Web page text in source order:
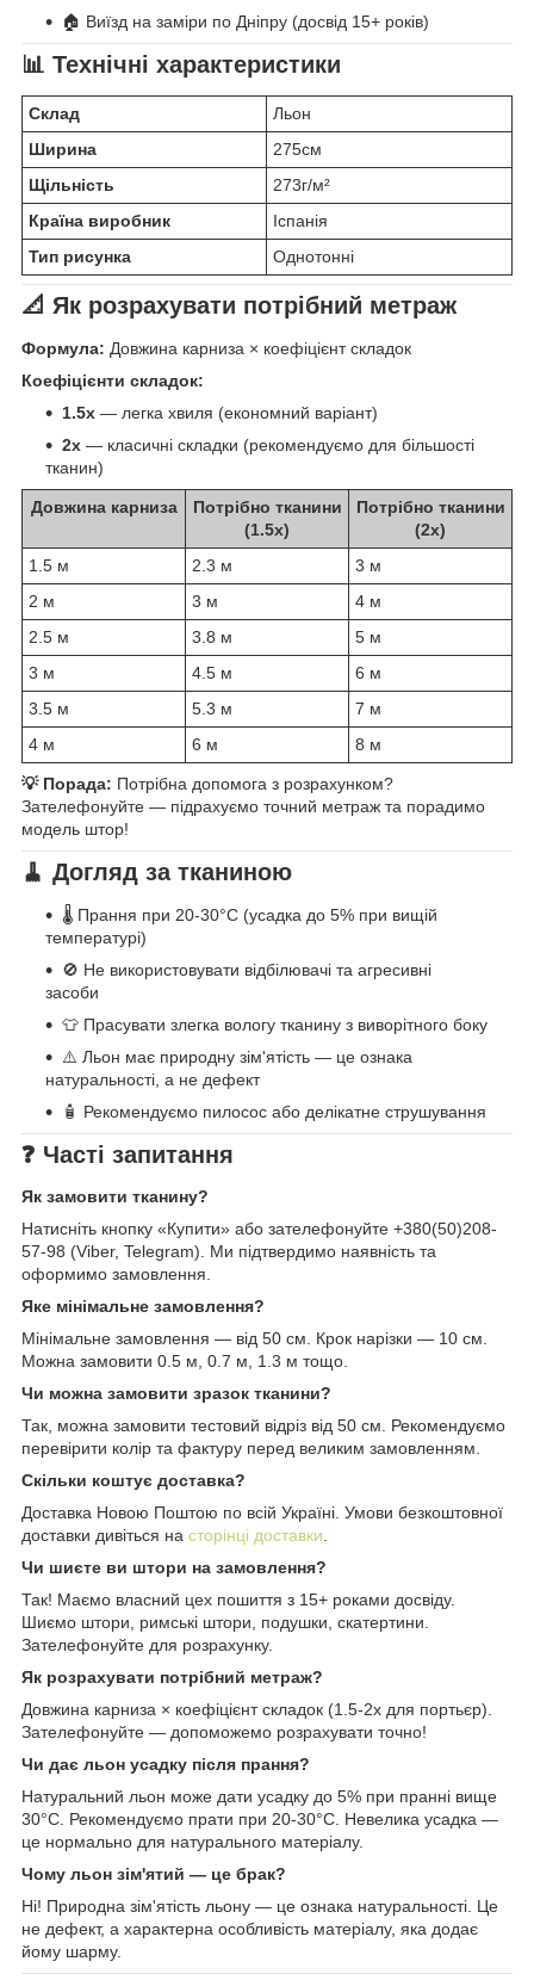
🏠 Виїзд на заміри по Дніпру (досвід 15+ років)
📊 Технічні характеристики
Склад
Льон
Ширина
275см
Щільність
273г/м²
Країна виробник
Іспанія
Тип рисунка
Однотонні
📐 Як розрахувати потрібний метраж
Формула: Довжина карниза × коефіцієнт складок
Коефіцієнти складок:
1.5x — легка хвиля (економний варіант)
2x — класичні складки (рекомендуємо для більшості
тканин)
Довжина карниза
Потрібно тканини
(1.5x)
Потрібно тканини
(2x)
1.5 м
2.3 м
3 м
2 м
3 м
4 м
2.5 м
3.8 м
5 м
3 м
4.5 м
6 м
3.5 м
5.3 м
7 м
4 м
6 м 8 м
💡 Порада: Потрібна допомога з розрахунком?
Зателефонуйте — підрахуємо точний метраж та порадимо
модель штор!
🧹 Догляд за тканиною
🌡️ Прання при 20-30°C (усадка до 5% при вищій
температурі)
🚫 Не використовувати відбілювачі та агресивні
засоби
👕 Прасувати злегка вологу тканину з виворітного боку
⚠️ Льон має природну зім'ятість — це ознака
натуральності, а не дефект
🧴 Рекомендуємо пилосос або делікатне струшування
❓ Часті запитання
Як замовити тканину?
Натисніть кнопку «Купити» або зателефонуйте +380(50)208-
57-98 (Viber, Telegram). Ми підтвердимо наявність та
оформимо замовлення.
Яке мінімальне замовлення?
Мінімальне замовлення — від 50 см. Крок нарізки — 10 см.
Можна замовити 0.5 м, 0.7 м, 1.3 м тощо.
Чи можна замовити зразок тканини?
Так, можна замовити тестовий відріз від 50 см. Рекомендуємо
перевірити колір та фактуру перед великим замовленням.
Скільки коштує доставка?
Доставка Новою Поштою по всій Україні. Умови безкоштовної
доставки дивіться на сторінці доставки.
Чи шиєте ви штори на замовлення?
Так! Маємо власний цех пошиття з 15+ роками досвіду.
Шиємо штори, римські штори, подушки, скатертини.
Зателефонуйте для розрахунку.
Як розрахувати потрібний метраж?
Довжина карниза × коефіцієнт складок (1.5-2x для портьєр).
Зателефонуйте — допоможемо розрахувати точно!
Чи дає льон усадку після прання?
Натуральний льон може дати усадку до 5% при пранні вище
30°C. Рекомендуємо прати при 20-30°C. Невелика усадка —
це нормально для натурального матеріалу.
Чому льон зім'ятий — це брак?
Ні! Природна зім'ятість льону — це ознака натуральності. Це
не дефект, а характерна особливість матеріалу, яка додає
йому шарму.